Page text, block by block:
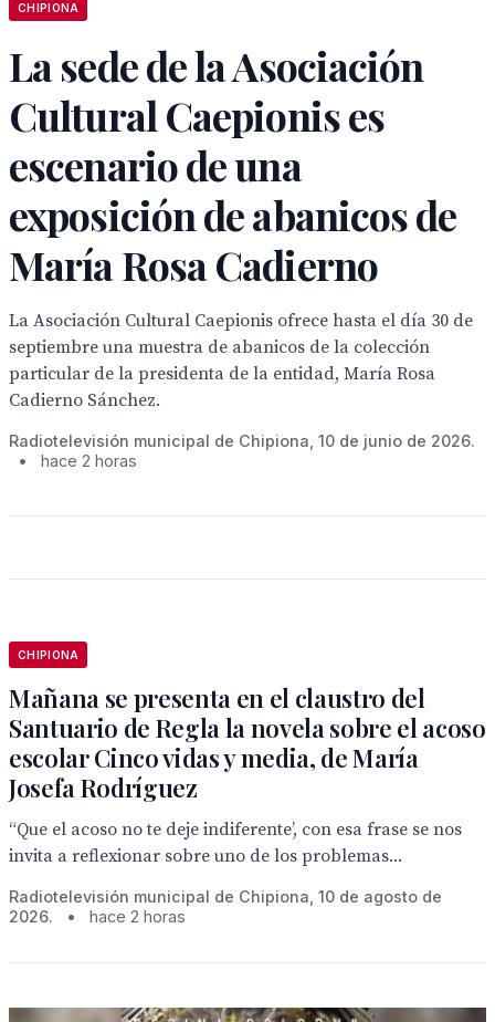
CHIPIONA
La sede de la Asociación
Cultural Caepionis es
escenario de una
exposición de abanicos de
María Rosa Cadierno
La Asociación Cultural Caepionis ofrece hasta el día 30 de
septiembre una muestra de abanicos de la colección
particular de la presidenta de la entidad, María Rosa
Cadierno Sánchez.
Radiotelevisión municipal de Chipiona, 10 de junio de 2026.
•
hace 2 horas
CHIPIONA
Mañana se presenta en el claustro del
Santuario de Regla la novela sobre el acoso
escolar Cinco vidas y media, de María
Josefa Rodríguez
“Que el acoso no te deje indiferente’, con esa frase se nos
invita a reflexionar sobre uno de los problemas...
Radiotelevisión municipal de Chipiona, 10 de agosto de
2026.
• hace 2 horas